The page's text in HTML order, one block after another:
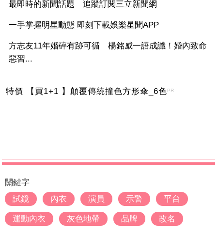
最即時的新聞話題 追蹤訂閱三立新聞網
一手掌握明星動態 即刻下載娛樂星聞APP
方志友11年婚碎有跡可循 楊銘威一語成讖！婚內致命
惡習...
特價 【買1+1 】顛覆傳統撞色方形傘_6色PR
關鍵字
試鏡
內衣 演員 示警 平台
運動內衣 灰色地帶 品牌 改名